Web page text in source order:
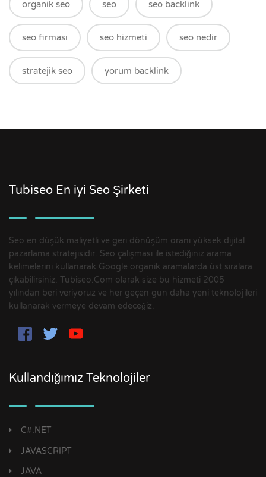
organik seo seo seo backlink
seo firması seo hizmeti seo nedir
stratejik seo yorum backlink
Tubiseo En iyi Seo Şirketi
Seo en düşük maliyetli ve geri dönüşüm oranı yüksek dijital
pazarlama stratejisidir. Seo çalışması ile istediğiniz arama
kelimelerini kullanarak Google organik aramalarda üst sıralara
çıkabilirsiniz. Tubiseo.Com olarak size bu hizmeti 2005
yılından beri veriyoruz ve her geçen gün daha yeni teknolojileri
kullanarak vermeye devam edeceğiz.
Kullandığımız Teknolojiler
C#.NET
JAVASCRIPT
JAVA